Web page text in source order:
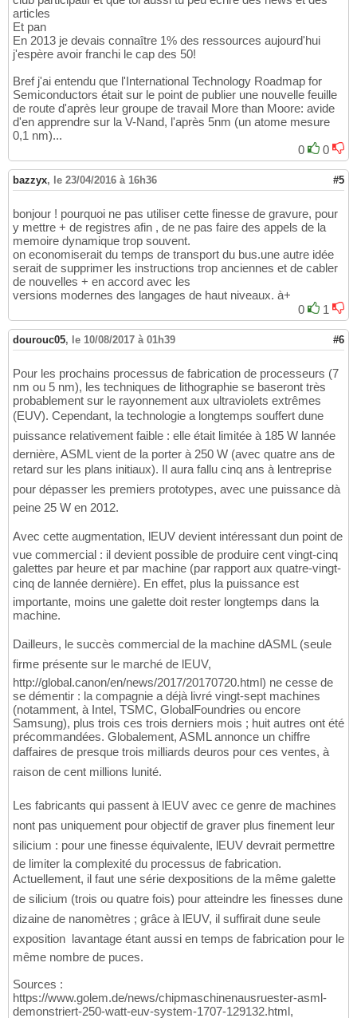
articles
Et pan
En 2013 je devais connaître 1% des ressources aujourd'hui
j'espère avoir franchi le cap des 50!
Bref j'ai entendu que l'International Technology Roadmap for
Semiconductors était sur le point de publier une nouvelle feuille
de route d'après leur groupe de travail More than Moore: avide
d'en apprendre sur la V-Nand, l'après 5nm (un atome mesure
0,1 nm)...
0
0
bazzyx, le 23/04/2016 à 16h36 #5
bonjour ! pourquoi ne pas utiliser cette finesse de gravure, pour
y mettre + de registres afin , de ne pas faire des appels de la
memoire dynamique trop souvent.
on economiserait du temps de transport du bus.une autre idée
serait de supprimer les instructions trop anciennes et de cabler
de nouvelles + en accord avec les
versions modernes des langages de haut niveaux. à+
0
1
dourouc05, le 10/08/2017 à 01h39 #6
Pour les prochains processus de fabrication de processeurs (7
nm ou 5 nm), les techniques de lithographie se baseront très
probablement sur le rayonnement aux ultraviolets extrêmes
(EUV). Cependant, la technologie a longtemps souffert dune
puissance relativement faible : elle était limitée à 185 W lannée
dernière, ASML vient de la porter à 250 W (avec quatre ans de
retard sur les plans initiaux). Il aura fallu cinq ans à lentreprise
pour dépasser les premiers prototypes, avec une puissance dà
peine 25 W en 2012.
Avec cette augmentation, lEUV devient intéressant dun point de
vue commercial : il devient possible de produire cent vingt-cinq
galettes par heure et par machine (par rapport aux quatre-vingt-
cinq de lannée dernière). En effet, plus la puissance est
importante, moins une galette doit rester longtemps dans la
machine.
Dailleurs, le succès commercial de la machine dASML (seule
firme présente sur le marché de lEUV,
http://global.canon/en/news/2017/20170720.html) ne cesse de
se démentir : la compagnie a déjà livré vingt-sept machines
(notamment, à Intel, TSMC, GlobalFoundries ou encore
Samsung), plus trois ces trois derniers mois ; huit autres ont été
précommandées. Globalement, ASML annonce un chiffre
daffaires de presque trois milliards deuros pour ces ventes, à
raison de cent millions lunité.
Les fabricants qui passent à lEUV avec ce genre de machines
nont pas uniquement pour objectif de graver plus finement leur
silicium : pour une finesse équivalente, lEUV devrait permettre
de limiter la complexité du processus de fabrication.
Actuellement, il faut une série dexpositions de la même galette
de silicium (trois ou quatre fois) pour atteindre les finesses dune
dizaine de nanomètres ; grâce à lEUV, il suffirait dune seule
exposition  lavantage étant aussi en temps de fabrication pour le
même nombre de puces.
Sources :
https://www.golem.de/news/chipmaschinenausruester-asml-
demonstriert-250-watt-euv-system-1707-129132.html,